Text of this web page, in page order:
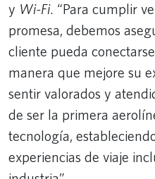
y Wi-Fi. “Para cumplir
promesa, debemos
cliente pueda
manera que mejore su
sentir valorados y
de ser la primera
tecnología,
experiencias de viaje